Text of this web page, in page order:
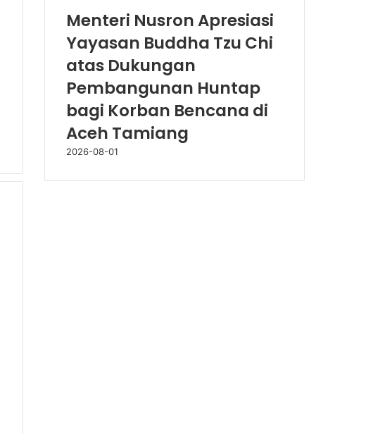
Menteri Nusron Apresiasi
Yayasan Buddha Tzu Chi
atas Dukungan
Pembangunan Huntap
bagi Korban Bencana di
Aceh Tamiang
2026-08-01